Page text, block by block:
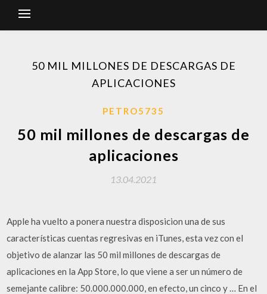
50 MIL MILLONES DE DESCARGAS DE
APLICACIONES
PETRO5735
50 mil millones de descargas de
aplicaciones
13.04.2021
Apple ha vuelto a ponera nuestra disposicion una de sus
características cuentas regresivas en iTunes, esta vez con el
objetivo de alanzar las 50 mil millones de descargas de
aplicaciones en la App Store, lo que viene a ser un número de
semejante calibre: 50.000.000.000, en efecto, un cinco y … En el